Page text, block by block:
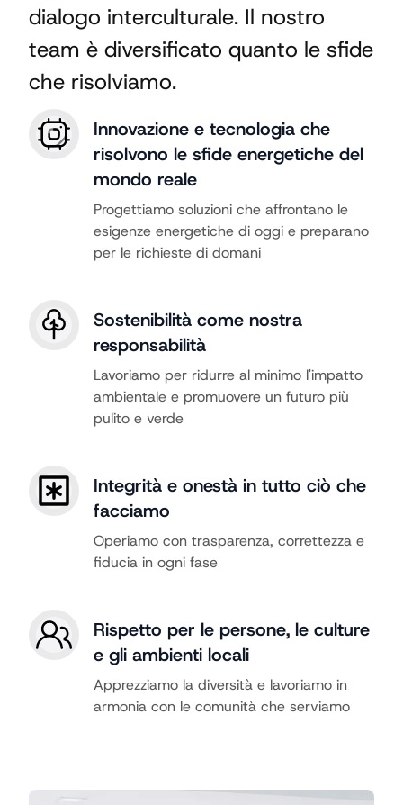
dialogo interculturale. Il nostro
team è diversificato quanto le sfide
che risolviamo.
Innovazione e tecnologia che
risolvono le sfide energetiche del
mondo reale
Progettiamo soluzioni che affrontano le
esigenze energetiche di oggi e preparano
per le richieste di domani
Sostenibilità come nostra
responsabilità
Lavoriamo per ridurre al minimo l'impatto
ambientale e promuovere un futuro più
pulito e verde
Integrità e onestà in tutto ciò che
facciamo
Operiamo con trasparenza, correttezza e
fiducia in ogni fase
Rispetto per le persone, le culture
e gli ambienti locali
Apprezziamo la diversità e lavoriamo in
armonia con le comunità che serviamo